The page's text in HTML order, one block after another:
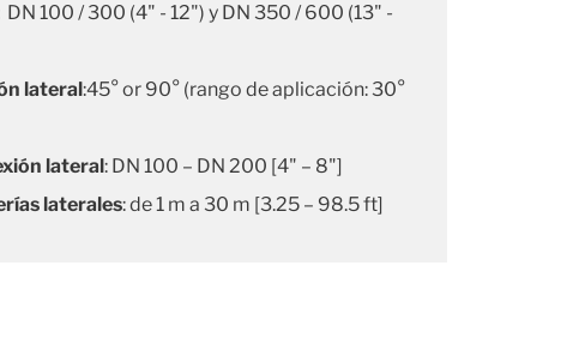
100 / 300 (4" - 12") y DN 350 / 600 (13" -
lateral:45° or 90° (rango de aplicación: 30°
lateral: DN 100 – DN 200 [4" – 8"]
laterales: de 1 m a 30 m [3.25 – 98.5 ft]